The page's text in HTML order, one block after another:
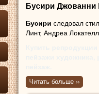
Бусири Джованни
Бусири следовал
Линт, Андреа
Читать больше ››